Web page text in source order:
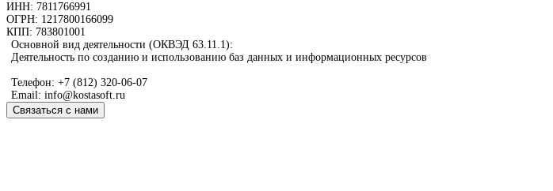
ИНН: 7811766991
ОГРН: 1217800166099
КПП: 783801001
Основной вид деятельности (ОКВЭД 63.11.1):
Деятельность по созданию и использованию баз данных и информационных ресурсов
Телефон: +7 (812) 320-06-07
Email: info@kostasoft.ru
Связаться с нами